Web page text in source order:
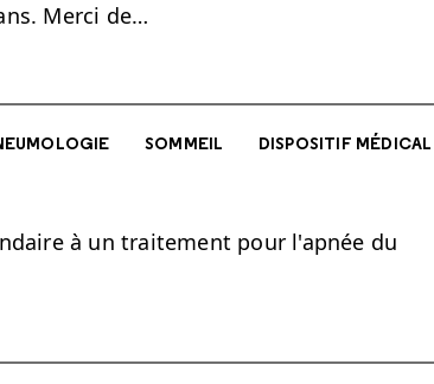
Merci de…
SOMMEIL DISPOSITIF MÉDICAL
à un traitement pour l'apnée du